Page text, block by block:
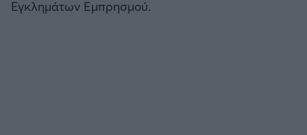
Εγκλημάτων Εμπρησμού.